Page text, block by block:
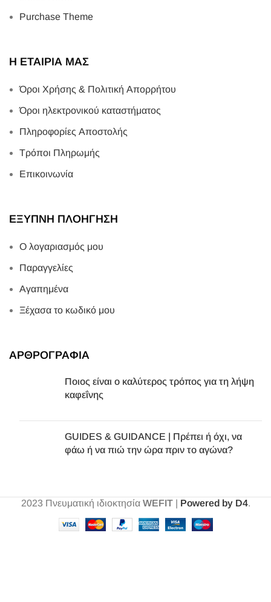
Purchase Theme
Η ΕΤΑΙΡΙΑ ΜΑΣ
Όροι Χρήσης & Πολιτική Απορρήτου
Όροι ηλεκτρονικού καταστήματος
Πληροφορίες Αποστολής
Τρόποι Πληρωμής
Επικοινωνία
ΕΞΥΠΝΗ ΠΛΟΗΓΗΣΗ
Ο λογαριασμός μου
Παραγγελίες
Αγαπημένα
Ξέχασα το κωδικό μου
ΑΡΘΡΟΓΡΑΦΙΑ
Ποιος είναι ο καλύτερος τρόπος για τη λήψη
καφεΐνης
GUIDES & GUIDANCE | Πρέπει ή όχι, να
φάω ή να πιώ την ώρα πριν το αγώνα?
2023 Πνευματική ιδιοκτησία WEFIT| Powered by D4.